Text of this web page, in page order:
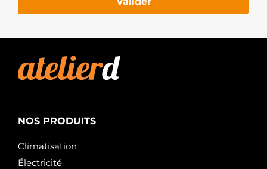
NOS PRODUITS
Climatisation
Électricité